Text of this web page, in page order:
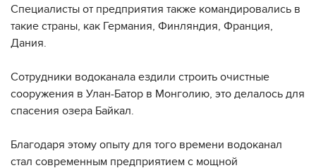
Специалисты от предприятия также командировались в
такие страны, как Германия, Финляндия, Франция,
Дания.
Сотрудники водоканала ездили строить очистные
сооружения в Улан-Батор в Монголию, это делалось для
спасения озера Байкал.
Благодаря этому опыту для того времени водоканал
стал современным предприятием с мощной